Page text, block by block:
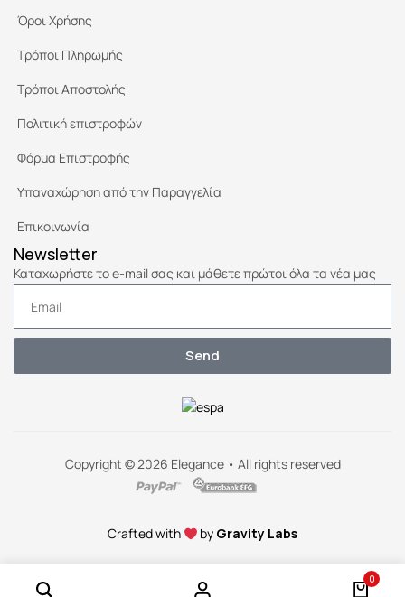
Όροι Χρήσης
Τρόποι Πληρωμής
Τρόποι Αποστολής
Πολιτική επιστροφών
Φόρμα Επιστροφής
Υπαναχώρηση από την Παραγγελία
Επικοινωνία
Newsletter
Καταχωρήστε το e-mail σας και μάθετε πρώτοι όλα τα νέα μας
Send
Copyright © 2026 Elegance • All rights reserved
Crafted with by Gravity Labs
0